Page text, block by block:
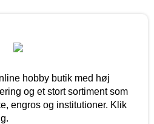
hobby butik med høj
og et stort sortiment som
engros og institutioner. Klik